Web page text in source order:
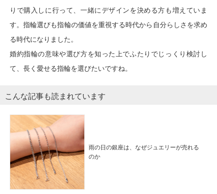
りで購入しに行って、一緒にデザインを決める方も増えていま
す。指輪選びも指輪の価値を重視する時代から自分らしさを求め
る時代になりました。
婚約指輪の意味や選び方を知った上でふたりでじっくり検討し
て、長く愛せる指輪を選びたいですね。
こんな記事も読まれています
雨の日の銀座は、なぜジュエリーが売れる
のか